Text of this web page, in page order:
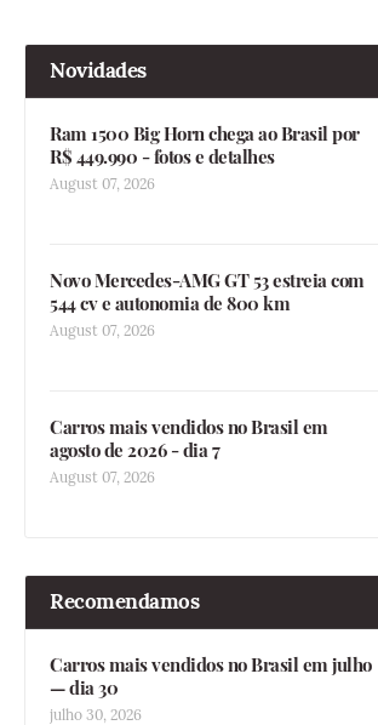
Novidades
Ram 1500 Big Horn chega ao Brasil por
R$ 449.990 - fotos e detalhes
August 07, 2026
Novo Mercedes-AMG GT 53 estreia com
544 cv e autonomia de 800 km
August 07, 2026
Carros mais vendidos no Brasil em
agosto de 2026 - dia 7
August 07, 2026
Recomendamos
Carros mais vendidos no Brasil em julho
— dia 30
julho 30, 2026